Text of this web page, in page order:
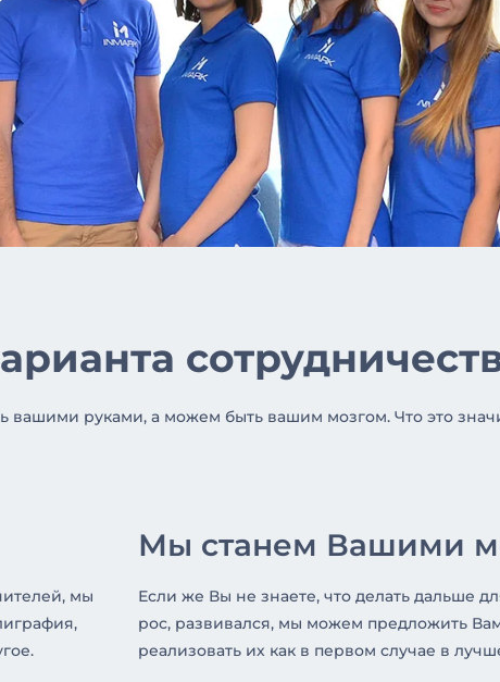
руками, а можем быть вашим мозгом. Что это
мы
Мы станем Вашими
Если же Вы не знаете, что делать дальше
рос, развивался, мы можем предложить
реализовать их как в первом случае в